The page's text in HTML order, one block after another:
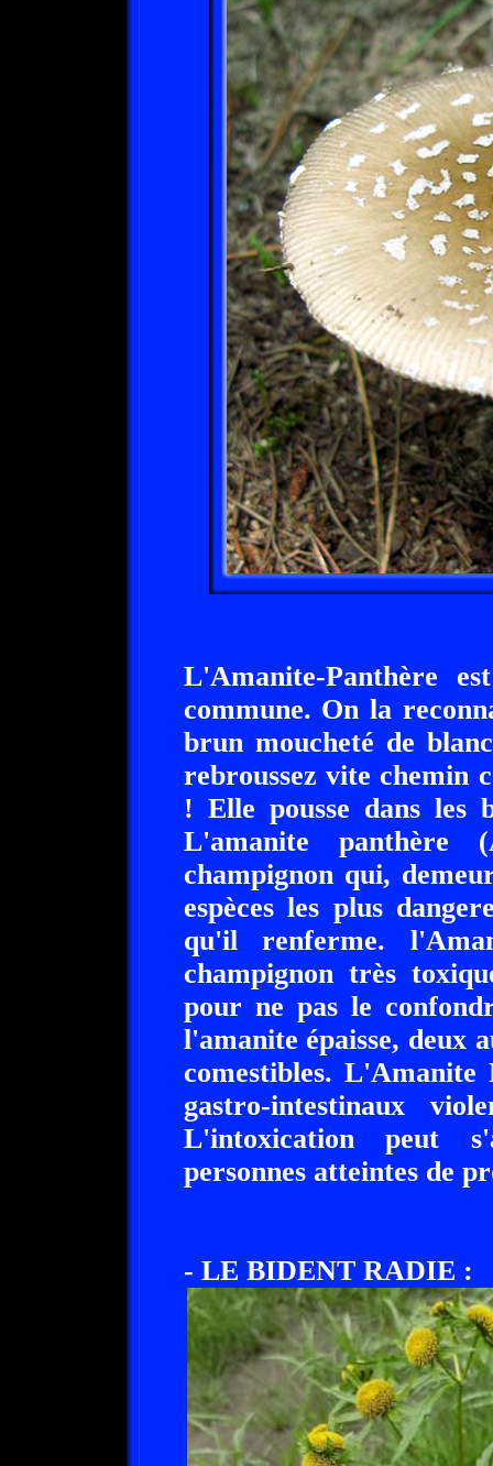
L'Amanite-Panthère
commune. On la
brun moucheté de
rebroussez vite chemin
! Elle pousse dans les
L'amanite panthère
champignon qui,
espèces les plus
qu'il renferme.
champignon très
pour ne pas le
l'amanite épaisse, deux
comestibles. L'Amanite
gastro-intestinaux
L'intoxication peut
personnes atteintes de
- LE BIDENT RADIE :